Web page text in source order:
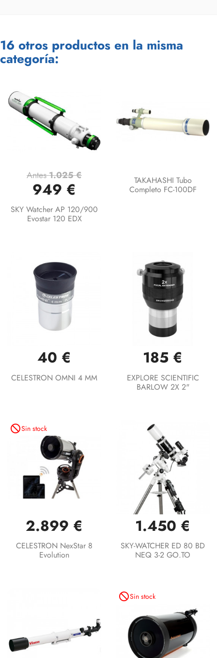
16 otros productos en la misma
categoría:
Antes1.025 €
949 €
SKY Watcher AP 120/900
Evostar 120 EDX
TAKAHASHI Tubo
Completo FC-100DF
40 €
CELESTRON OMNI 4 MM
185 €
EXPLORE SCIENTIFIC
BARLOW 2X 2"
not_interestedSin stock
2.899 €
CELESTRON NexStar 8
Evolution
1.450 €
SKY-WATCHER ED 80 BD
NEQ 3-2 GO.TO
not_interestedSin stock